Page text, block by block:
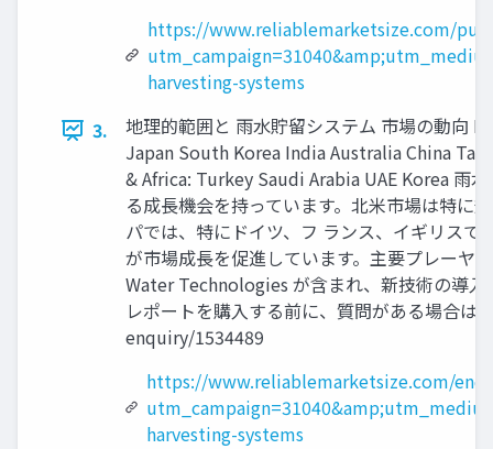
https://www.reliablemarketsize.com/
harvesting-systems
3.
地理的範囲と 雨水貯留システム 市場の動向
Japan South Korea India Australia China
& Africa: Turkey Saudi Arabia UAE Korea 雨
る成長機会を持っています。北米市場は特に
パでは、特にドイツ、フ ランス、イギリス
が市場成長を促進しています。主要プレー
Water Technologies が含まれ、新技術の導
レポートを購入する前に、質問がある場合
enquiry/1534489
https://www.reliablemarketsize.com/
harvesting-systems